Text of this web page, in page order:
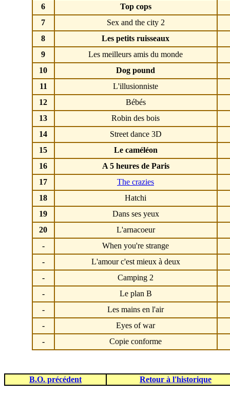
6
Top cops
7
Sex and the city 2
8
Les petits ruisseaux
9
Les meilleurs amis du monde
10
Dog pound
11
L'illusionniste
12
Bébés
13
Robin des bois
14
Street dance 3D
15
Le caméléon
16
A 5 heures de Paris
17
The crazies
18
Hatchi
19
Dans ses yeux
20
L'arnacoeur
-
When you're strange
-
L'amour c'est mieux à deux
-
Camping 2
-
Le plan B
-
Les mains en l'air
-
Eyes of war
-
Copie conforme
B.O. précédent Retour à l'historique